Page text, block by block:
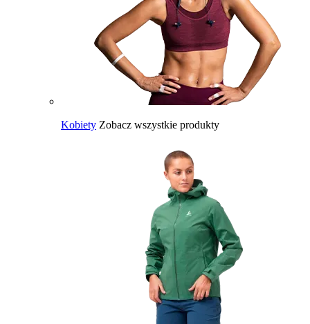
Kobiety Zobacz wszystkie produkty